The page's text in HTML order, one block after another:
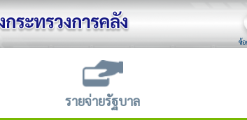
ข้
รายจ่ายรัฐบาล